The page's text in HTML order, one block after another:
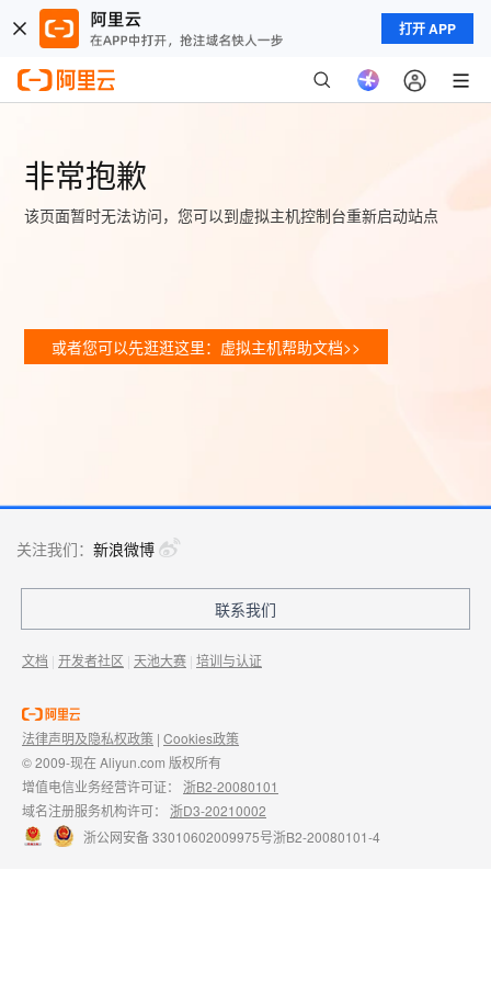
打开 APP
非常抱歉
该页面暂时无法访问，您可以到虚拟主机控制台重新启动站点
或者您可以先逛逛这里：虚拟主机帮助文档>>